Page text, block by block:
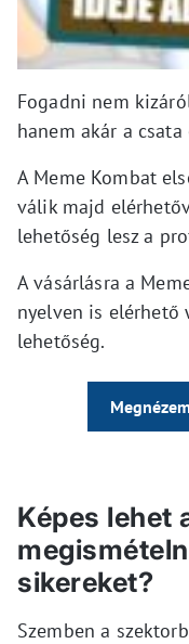
Fogadni nem
hanem akár a
A Meme Kombat
válik majd
lehetőség lesz a
A vásárlásra a
nyelven is elérhető
lehetőség.
Képes lehet
sikereket?
Szemben a